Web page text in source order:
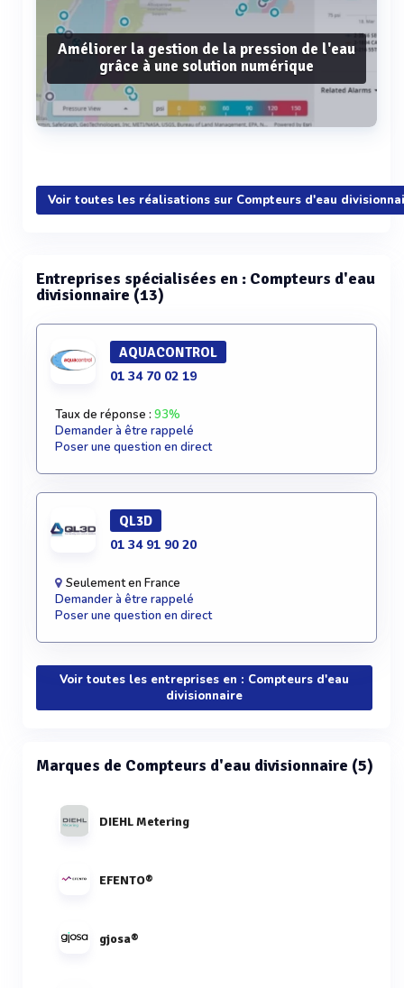
Améliorer la gestion de la pression de l'eau
grâce à une solution numérique
Voir plus
Voir toutes les réalisations sur Compteurs d'eau
Entreprises spécialisées en : Compteurs d'eau
divisionnaire (13)
AQUACONTROL
01 34 70 02 19
Taux de réponse : 93%
Demander à être rappelé
Poser une question en direct
QL3D
01 34 91 90 20
Seulement en France
Demander à être rappelé
Poser une question en direct
Voir toutes les entreprises en : Compteurs d'eau
divisionnaire
Marques de Compteurs d'eau divisionnaire (5)
DIEHL Metering
EFENTO®
gjosa®